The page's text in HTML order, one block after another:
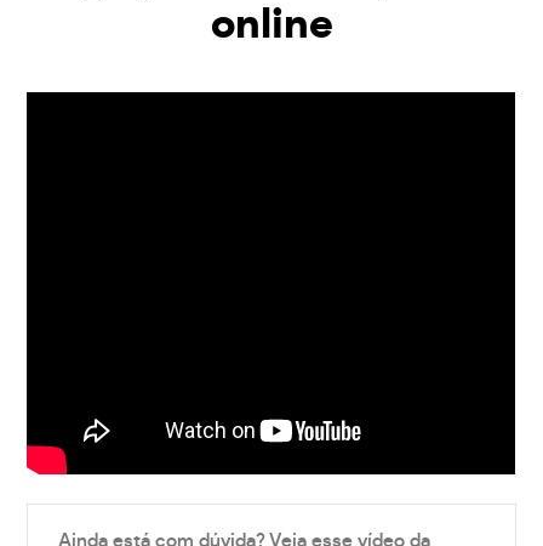
online
Ainda está com dúvida? Veja esse vídeo da